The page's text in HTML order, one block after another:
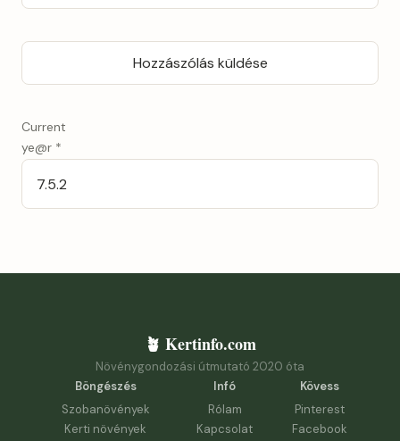
Current
ye@r *
🪴 Kertinfo.com
Növénygondozási útmutató 2020 óta
Böngészés
Szobanövények
Kerti növények
Infó
Rólam
Kapcsolat
Kövess
Pinterest
Facebook